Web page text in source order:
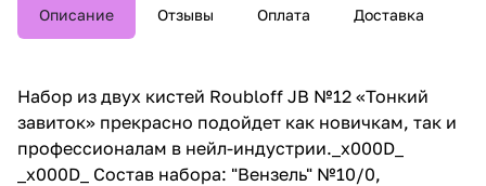
Описание Отзывы Оплата Доставка
Набор из двух кистей Roubloff JB №12 «Тонкий
завиток» прекрасно подойдет как новичкам, так и
профессионалам в нейл-индустрии._x000D_
_x000D_ Состав набора: "Вензель" №10/0,